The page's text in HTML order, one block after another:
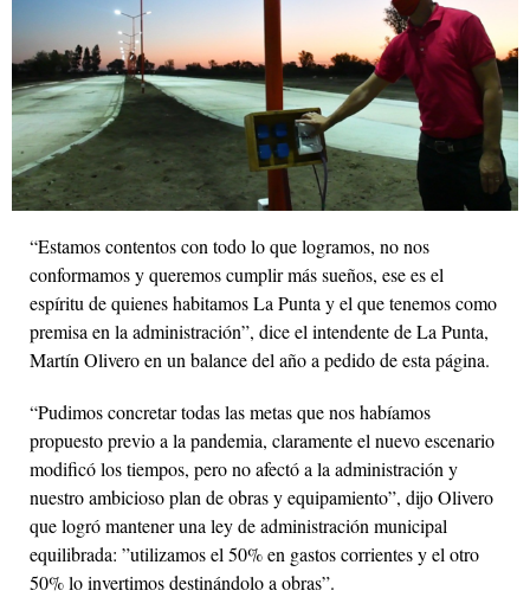
“Estamos contentos con todo lo que logramos, no nos
conformamos y queremos cumplir más sueños, ese es el
espíritu de quienes habitamos La Punta y el que tenemos como
premisa en la administración”, dice el intendente de La Punta,
Martín Olivero en un balance del año a pedido de esta página.
“Pudimos concretar todas las metas que nos habíamos
propuesto previo a la pandemia, claramente el nuevo escenario
modificó los tiempos, pero no afectó a la administración y
nuestro ambicioso plan de obras y equipamiento”, dijo Olivero
que logró mantener una ley de administración municipal
equilibrada: ”utilizamos el 50% en gastos corrientes y el otro
50% lo invertimos destinándolo a obras”.